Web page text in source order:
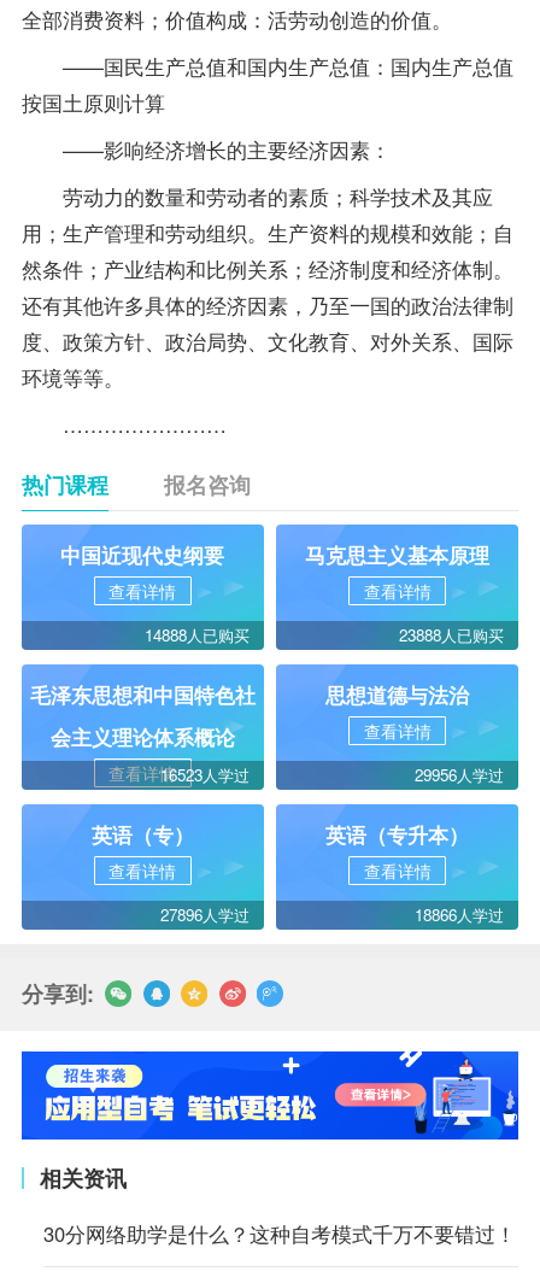
全部消费资料；价值构成：活劳动创造的价值。
——国民生产总值和国内生产总值：国内生产总值
按国土原则计算
——影响经济增长的主要经济因素：
劳动力的数量和劳动者的素质；科学技术及其应
用；生产管理和劳动组织。生产资料的规模和效能；自
然条件；产业结构和比例关系；经济制度和经济体制。
还有其他许多具体的经济因素，乃至一国的政治法律制
度、 政策方针、政治局势、文化教育、对外关系、国际
环境等等。
……………………
热门课程 报名咨询
中国近现代史纲要
查看详情
14888人已购买
马克思主义基本原理
查看详情
23888人已购买
毛泽东思想和中国特色社
会主义理论体系概论
查看详情16523人学过
思想道德与法治
查看详情
29956人学过
英语（专）
查看详情
27896人学过
英语（专升本）
查看详情
18866人学过
分享到:
相关资讯
30分网络助学是什么？这种自考模式千万不要错过！